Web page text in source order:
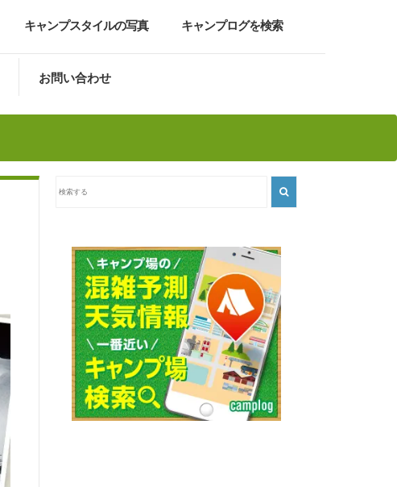
キャンプスタイルの写真 キャンプログを検索
お問い合わせ